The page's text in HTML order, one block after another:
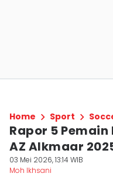
Home Sport
Rapor 5
AZ Alkmaar
03 Mei 2026, 13:14 WIB
Moh Ikhsani